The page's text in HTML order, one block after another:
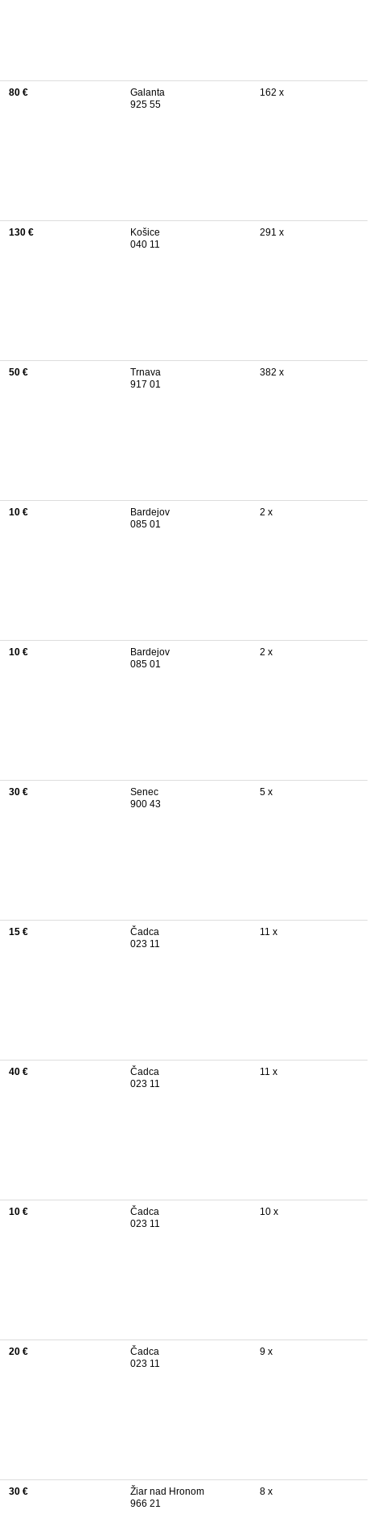
80 €
Galanta
925 55
162 x
130 €
Košice
040 11
291 x
50 €
Trnava
917 01
382 x
10 €
Bardejov
085 01
2 x
10 €
Bardejov
085 01
2 x
30 €
Senec
900 43
5 x
15 €
Čadca
023 11
11 x
40 €
Čadca
023 11
11 x
10 €
Čadca
023 11
10 x
20 €
Čadca
023 11
9 x
30 €
Žiar nad Hronom
966 21
8 x